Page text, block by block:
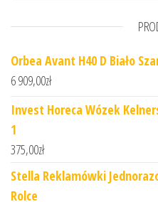
Orbea Avant H40 D Biało
6 909,00zł
Invest Horeca Wózek
1
375,00zł
Stella Reklamówki
Rolce